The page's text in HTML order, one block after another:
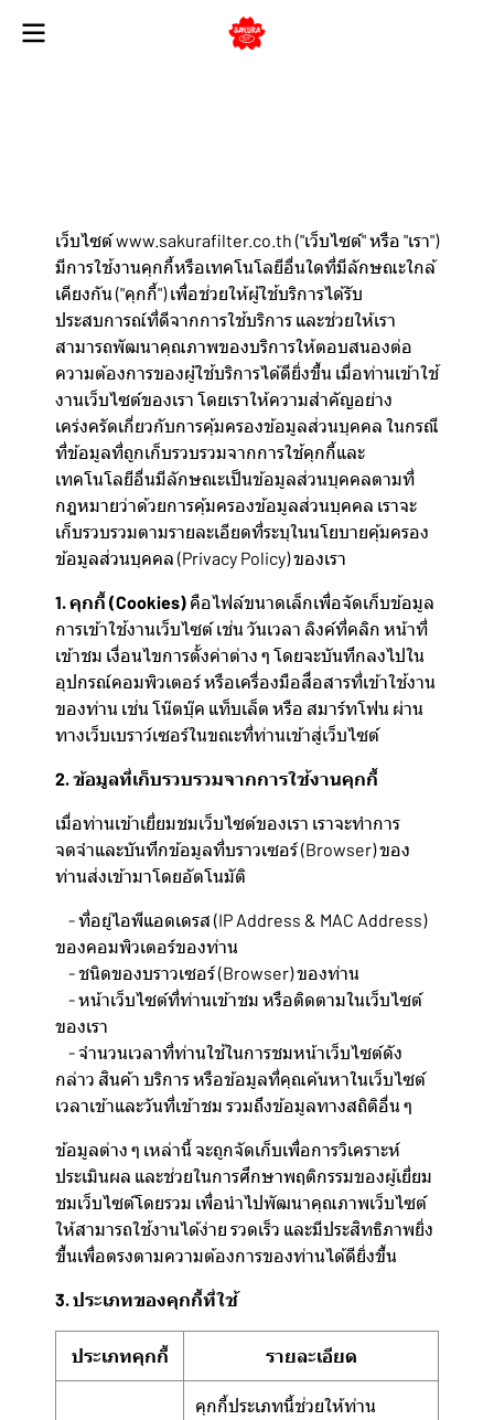
เว็บไซต์ www.sakurafilter.co.th ("เว็บไซต์" หรือ "เรา")
มีการใช้งานคุกกี้หรือเทคโนโลยีอื่นใดที่มีลักษณะใกล้
เคียงกัน ("คุกกี้") เพื่อช่วยให้ผู้ใช้บริการได้รับ
ประสบการณ์ที่ดีจากการใช้บริการ และช่วยให้เรา
สามารถพัฒนาคุณภาพของบริการให้ตอบสนองต่อ
ความต้องการของผู้ใช้บริการได้ดียิ่งขึ้น เมื่อท่านเข้าใช้
งานเว็บไซต์ของเรา โดยเราให้ความสำคัญอย่าง
เคร่งครัดเกี่ยวกับการคุ้มครองข้อมูลส่วนบุคคล ในกรณี
ที่ข้อมูลที่ถูกเก็บรวบรวมจากการใช้คุกกี้และ
เทคโนโลยีอื่นมีลักษณะเป็นข้อมูลส่วนบุคคลตามที่
กฎหมายว่าด้วยการคุ้มครองข้อมูลส่วนบุคคล เราจะ
เก็บรวบรวมตามรายละเอียดที่ระบุในนโยบายคุ้มครอง
ข้อมูลส่วนบุคคล (Privacy Policy) ของเรา
1. คุกกี้ (Cookies) คือไฟล์ขนาดเล็กเพื่อจัดเก็บข้อมูล
การเข้าใช้งานเว็บไซต์ เช่น วันเวลา ลิงค์ที่คลิก หน้าที่
เข้าชม เงื่อนไขการตั้งค่าต่าง ๆ โดยจะบันทึกลงไปใน
อุปกรณ์คอมพิวเตอร์ หรือเครื่องมือสื่อสารที่เข้าใช้งาน
ของท่าน เช่น โน๊ตบุ๊ค แท็บเล็ต หรือ สมาร์ทโฟน ผ่าน
ทางเว็บเบราว์เซอร์ในขณะที่ท่านเข้าสู่เว็บไซต์
2. ข้อมูลที่เก็บรวบรวมจากการใช้งานคุกกี้
เมื่อท่านเข้าเยี่ยมชมเว็บไซต์ของเรา เราจะทำการ
จดจำและบันทึกข้อมูลที่บราวเซอร์ (Browser) ของ
ท่านส่งเข้ามาโดยอัตโนมัติ
- ที่อยู่ไอพีแอดเดรส (IP Address & MAC Address)
ของคอมพิวเตอร์ของท่าน
- ชนิดของบราวเซอร์ (Browser) ของท่าน
- หน้าเว็บไซต์ที่ท่านเข้าชม หรือติดตามในเว็บไซต์
ของเรา
- จำนวนเวลาที่ท่านใช้ในการชมหน้าเว็บไซต์ดัง
กล่าว สินค้า บริการ หรือข้อมูลที่คุณค้นหาในเว็บไซต์
เวลาเข้าและวันที่เข้าชม รวมถึงข้อมูลทางสถิติอื่น ๆ
ข้อมูลต่าง ๆ เหล่านี้ จะถูกจัดเก็บเพื่อการวิเคราะห์
ประเมินผล และช่วยในการศึกษาพฤติกรรมของผู้เยี่ยม
ชมเว็บไซต์โดยรวม เพื่อนำไปพัฒนาคุณภาพเว็บไซต์
ให้สามารถใช้งานได้ง่าย รวดเร็ว และมีประสิทธิภาพยิ่ง
ขึ้นเพื่อตรงตามความต้องการของท่านได้ดียิ่งขึ้น
3. ประเภทของคุกกี้ที่ใช้
ประเภทคุกกี้ รายละเอียด
คุกกี้ประเภทนี้ช่วยให้ท่าน